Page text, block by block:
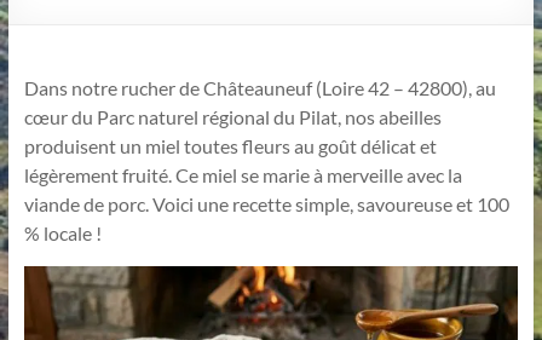
Dans notre rucher de Châteauneuf (Loire 42 – 42800), au
cœur du Parc naturel régional du Pilat, nos abeilles
produisent un miel toutes fleurs au goût délicat et
légèrement fruité. Ce miel se marie à merveille avec la
viande de porc. Voici une recette simple, savoureuse et 100
% locale !